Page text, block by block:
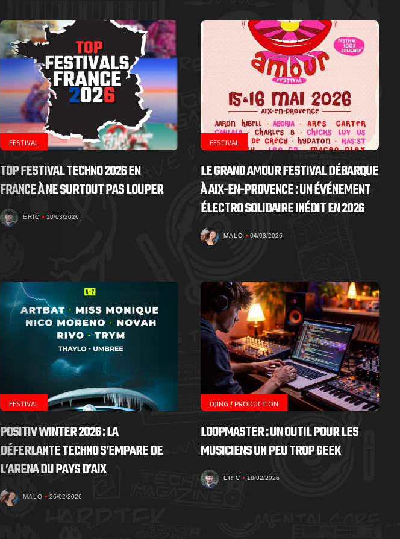
FESTIVAL
TOP FESTIVAL TECHNO 2026 EN
FRANCE À NE SURTOUT PAS LOUPER
ERIC 10/03/2026
FESTIVAL
LE GRAND AMOUR FESTIVAL DÉBARQUE
À AIX-EN-PROVENCE : UN ÉVÉNEMENT
ÉLECTRO SOLIDAIRE INÉDIT EN 2026
MALO 04/03/2026
FESTIVAL
POSITIV WINTER 2026 : LA
DÉFERLANTE TECHNO S’EMPARE DE
L’ARENA DU PAYS D’AIX
MALO 26/02/2026
DJING / PRODUCTION
LOOPMASTER : UN OUTIL POUR LES
MUSICIENS UN PEU TROP GEEK
ERIC 18/02/2026